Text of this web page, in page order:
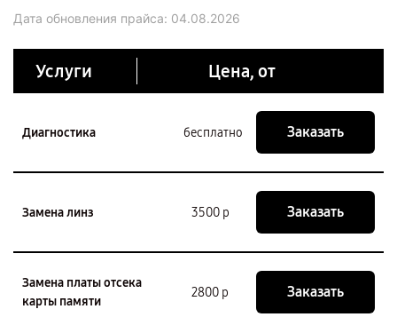
Дата обновления прайса: 04.08.2026
Услуги Цена, от
Диагностика бесплатно Заказать
Замена линз 3500 р Заказать
Замена платы отсека
карты памяти
2800 р Заказать